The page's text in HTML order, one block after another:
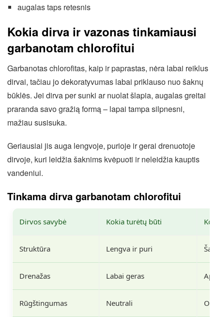
augalas taps retesnis
Kokia dirva ir vazonas tinkamiausi
garbanotam chlorofitui
Garbanotas chlorofitas, kaip ir paprastas, nėra labai reiklus
dirvai, tačiau jo dekoratyvumas labai priklauso nuo šaknų
būklės. Jei dirva per sunki ar nuolat šlapia, augalas greitai
praranda savo gražią formą – lapai tampa silpnesni,
mažiau susisuka.
Geriausiai jis auga lengvoje, purioje ir gerai drenuotoje
dirvoje, kuri leidžia šaknims kvėpuoti ir neleidžia kauptis
vandeniui.
Tinkama dirva garbanotam chlorofitui
Dirvos savybė Kokia turėtų būti
Struktūra Lengva ir puri
Drenažas Labai geras
Rūgštingumas Neutrali